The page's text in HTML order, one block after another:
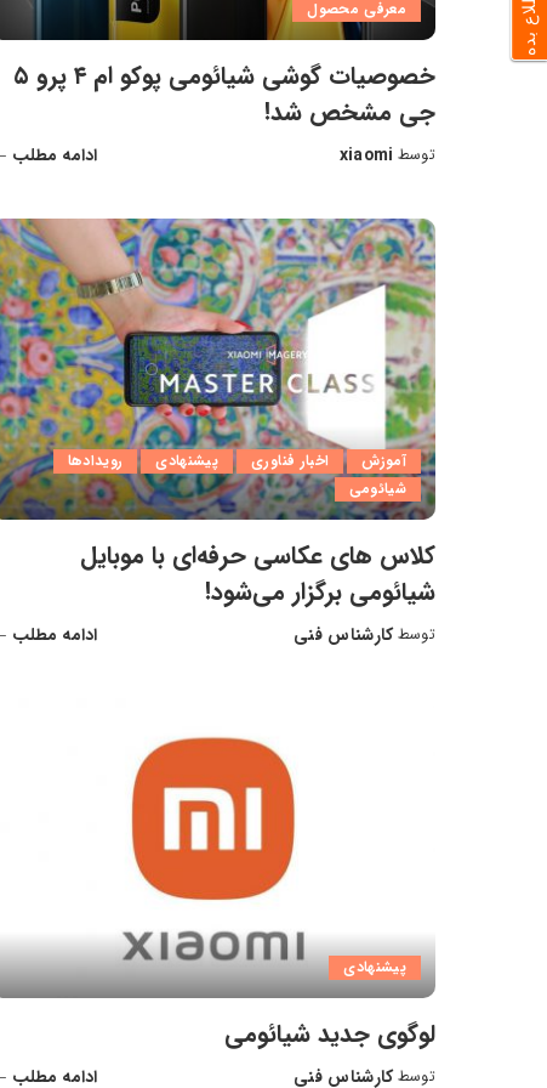
معرفی محصول
خصوصیات گوشی شیائومی پوکو ام ۴ پرو ۵
جی مشخص شد!
ارسال
توسط xiaomi ادامه مطلب
آموزش اخبار فناوری پیشنهادی
رویدادها
شیائومی
کلاس های عکاسی حرفه‌ای با موبایل
شیائومی برگزار می‌شود!
ارسال
توسطکارشناس فنی ادامه مطلب
پیشنهادی
لوگوی جدید شیائومی
توسطکارشناس فنی ادامه مطلب